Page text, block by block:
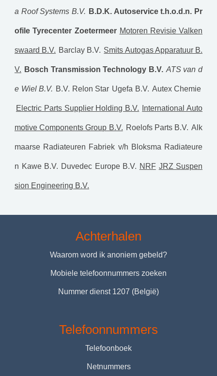
a Roof Systems B.V. B.D.K. Autoservice t.h.o.d.n. Pr
ofile Tyrecenter Zoetermeer Motoren Revisie Valken
swaard B.V. Barclay B.V. Smits Autogas Apparatuur B.
V. Bosch Transmission Technology B.V. ATS van d
e Wiel B.V. B.V. Relon Star Ugefa B.V. Autex Chemie
Electric Parts Supplier Holding B.V. International Auto
motive Components Group B.V. Roelofs Parts B.V. Alk
maarse Radiateuren Fabriek v/h Bloksma Radiateure
n Kawe B.V. Duvedec Europe B.V. NRF JRZ Suspen
sion Engineering B.V.
Achterhalen
Waarom word ik anoniem gebeld?
Mobiele telefoonnummers zoeken
Nummer dienst 1207 (België)
Telefoonnummers
Telefoonboek
Netnummers